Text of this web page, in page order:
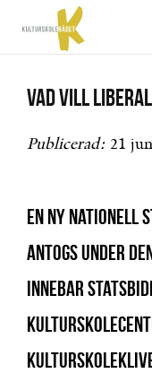
Vad vill
Publicerad: 21
En ny
antogs under
innebar